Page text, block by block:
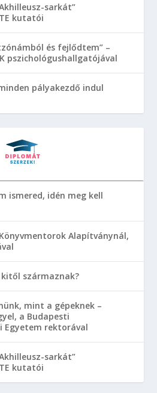
sarkát”
kutatói
és fejlődtem” –
pszichológushallgatójával
pályakezdő indul
ismered, idén meg kell
Alapítványnál,
származnak?
mint a gépeknek –
a Budapesti
Egyetem rektorával
sarkát”
kutatói